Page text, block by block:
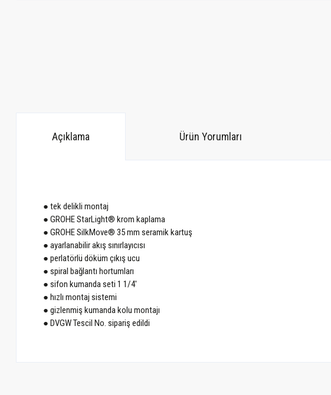
Açıklama Ürün Yorumları
● tek delikli montaj
● GROHE StarLight® krom kaplama
● GROHE SilkMove® 35 mm seramik kartuş
● ayarlanabilir akış sınırlayıcısı
● perlatörlü döküm çıkış ucu
● spiral bağlantı hortumları
● sifon kumanda seti 1 1/4'
● hızlı montaj sistemi
● gizlenmiş kumanda kolu montajı
● DVGW Tescil No. sipariş edildi